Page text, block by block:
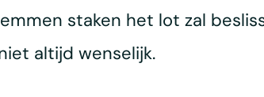
staken het lot zal
altijd wenselijk.